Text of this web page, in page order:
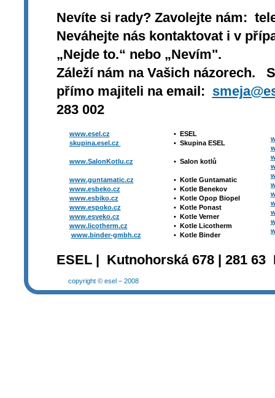
Nevíte si rady? Zavolejte nám:
Neváhejte nás kontaktovat i v
„Nejde to.“ nebo „Nevím".
Záleží nám na Vašich názorech.
přímo majiteli na email:
283 002
www.esel.cz
skupina.esel.cz
www.SalonKotlu.cz
www.guntamatic.cz
www.esbeko.cz
www.esbiko.cz
www.espoko.cz
www.esveko.cz
www.licotherm.cz
www.binder-gmbh.cz
• ESEL
• Skupina ESEL
• Salon kotlů
• Kotle Guntamatic
• Kotle Benekov
• Kotle Opop Biopel
• Kotle Ponast
• Kotle Verner
• Kotle Licotherm
• Kotle Binder
ESEL | Kutnohorská 678 | 281
copyright © esel – 2008